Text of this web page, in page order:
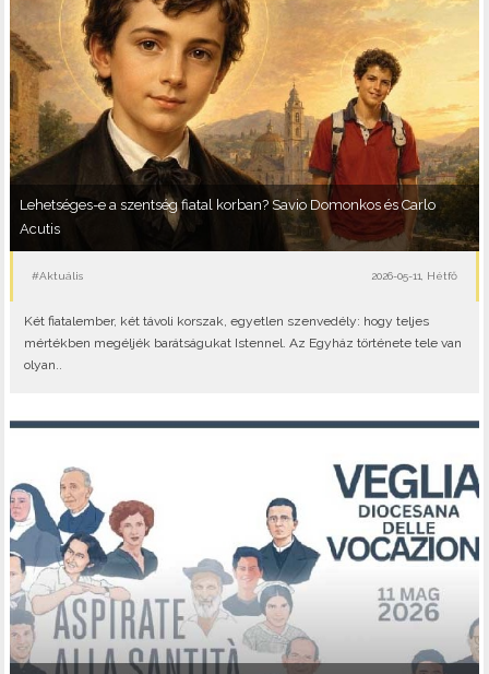
Lehetséges-e a szentség fiatal korban? Savio Domonkos és Carlo
Acutis
#Aktuális 2026-05-11, Hétfő
Két fiatalember, két távoli korszak, egyetlen szenvedély: hogy teljes
mértékben megéljék barátságukat Istennel. Az Egyház története tele van
olyan..